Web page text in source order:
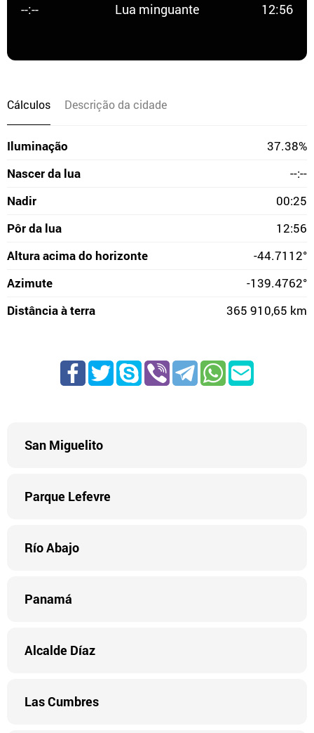
--:-- Lua minguante 12:56
Cálculos Descrição da cidade
Iluminação
37.38%
Nascer da lua
--:--
Nadir
00:25
Pôr da lua
12:56
Altura acima do horizonte
-44.7112°
Azimute
-139.4762°
Distância à terra
365 910,65 km
San Miguelito
Parque Lefevre
Río Abajo
Panamá
Alcalde Díaz
Las Cumbres